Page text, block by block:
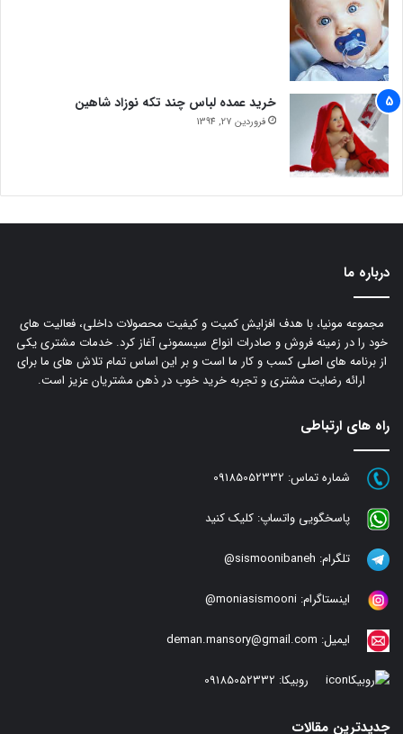
خرید عمده لباس چند تکه نوزاد شاهین
فروردین 27, 1394
درباره ما
مجموعه مونیا، با هدف افزایش کمیت و کیفیت محصولات داخلی، فعالیت های
خود را در زمینه فروش و صادرات انواع سیسمونی آغاز کرد. خدمات مشتری یکی
از برنامه های اصلی کسب و کار ما است و بر این اساس تمام تلاش های ما برای
ارائه رضایت مشتری و تجربه خرید خوب در ذهن مشتریان عزیز است.
راه های ارتباطی
شماره تماس: 09185052332
پاسخگویی واتساپ: کلیک کنید
تلگرام: sismoonibaneh@
اینستاگرام: moniasismooni@
ایمیل: deman.mansory@gmail.com
روبیکا: 09185052332
جدیدترین مقالات